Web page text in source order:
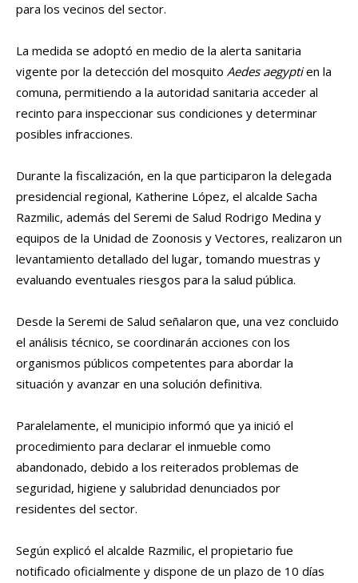
para los vecinos del sector.
La medida se adoptó en medio de la alerta sanitaria
vigente por la detección del mosquito Aedes aegyptien la
comuna, permitiendo a la autoridad sanitaria acceder al
recinto para inspeccionar sus condiciones y determinar
posibles infracciones.
Durante la fiscalización, en la que participaron la delegada
presidencial regional, Katherine López, el alcalde Sacha
Razmilic, además del Seremi de Salud Rodrigo Medina y
equipos de la Unidad de Zoonosis y Vectores, realizaron un
levantamiento detallado del lugar, tomando muestras y
evaluando eventuales riesgos para la salud pública.
Desde la Seremi de Salud señalaron que, una vez concluido
el análisis técnico, se coordinarán acciones con los
organismos públicos competentes para abordar la
situación y avanzar en una solución definitiva.
Paralelamente, el municipio informó que ya inició el
procedimiento para declarar el inmueble como
abandonado, debido a los reiterados problemas de
seguridad, higiene y salubridad denunciados por
residentes del sector.
Según explicó el alcalde Razmilic, el propietario fue
notificado oficialmente y dispone de un plazo de 10 días